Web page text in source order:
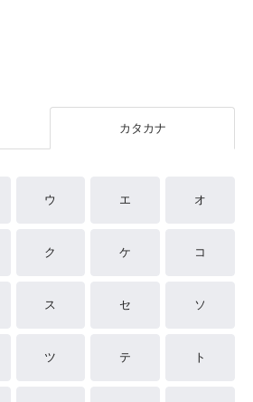
カタカナ
ウ エ オ
ク ケ コ
ス セ ソ
ツ テ ト